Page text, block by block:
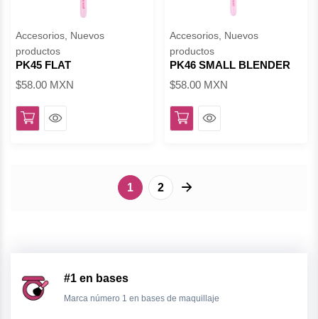
Accesorios, Nuevos
productos
PK45 FLAT
$58.00 MXN
Ver
Accesorios, Nuevos
productos
PK46 SMALL BLENDER
$58.00 MXN
Ver
1 2
#1 en bases
Marca número 1 en bases de maquillaje